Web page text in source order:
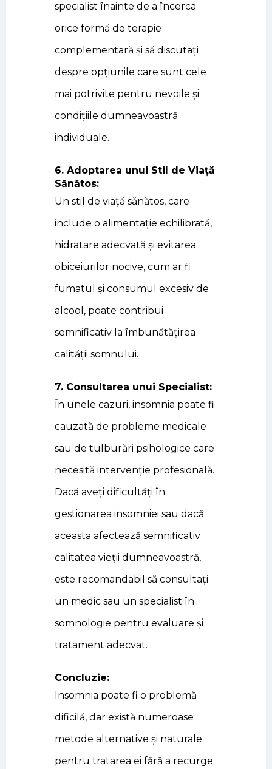
specialist înainte de a încerca
orice formă de terapie
complementară și să discutați
despre opțiunile care sunt cele
mai potrivite pentru nevoile și
condițiile dumneavoastră
individuale.
6. Adoptarea unui Stil de Viață
Sănătos:
Un stil de viață sănătos, care
include o alimentație echilibrată,
hidratare adecvată și evitarea
obiceiurilor nocive, cum ar fi
fumatul și consumul excesiv de
alcool, poate contribui
semnificativ la îmbunătățirea
calității somnului.
7. Consultarea unui Specialist:
În unele cazuri, insomnia poate fi
cauzată de probleme medicale
sau de tulburări psihologice care
necesită intervenție profesională.
Dacă aveți dificultăți în
gestionarea insomniei sau dacă
aceasta afectează semnificativ
calitatea vieții dumneavoastră,
este recomandabil să consultați
un medic sau un specialist în
somnologie pentru evaluare și
tratament adecvat.
Concluzie:
Insomnia poate fi o problemă
dificilă, dar există numeroase
metode alternative și naturale
pentru tratarea ei fără a recurge